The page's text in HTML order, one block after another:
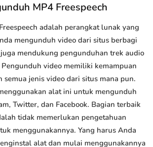
MP4 Freespeech
adalah perangkat lunak yang
mengunduh video dari situs berbagi
mendukung pengunduhan trek audio
video memiliki kemampuan
semua jenis video dari situs mana pun.
alat ini untuk mengunduh
Twitter, dan Facebook. Bagian terbaik
tidak memerlukan pengetahuan
menggunakannya. Yang harus Anda
alat dan mulai menggunakannya